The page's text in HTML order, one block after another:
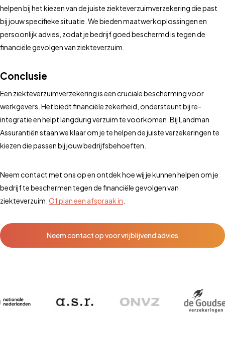
helpen bij het kiezen van de juiste ziekteverzuimverzekering die past
bij jouw specifieke situatie. We bieden maatwerkoplossingen en
persoonlijk advies, zodat je bedrijf goed beschermd is tegen de
financiële gevolgen van ziekteverzuim.
Conclusie
Een ziekteverzuimverzekering is een cruciale bescherming voor
werkgevers. Het biedt financiële zekerheid, ondersteunt bij re-
integratie en helpt langdurig verzuim te voorkomen. Bij Landman
Assurantiën staan we klaar om je te helpen de juiste verzekeringen te
kiezen die passen bij jouw bedrijfsbehoeften.
Neem contact met ons op en ontdek hoe wij je kunnen helpen om je
bedrijf te beschermen tegen de financiële gevolgen van
ziekteverzuim. Of plan een afspraak in
Neem contact op voor vrijblijvend advies